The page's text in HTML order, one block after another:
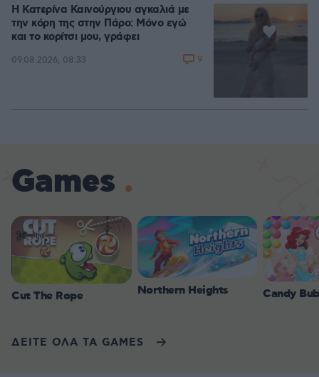
Η Κατερίνα Καινούργιου αγκαλιά με
την κόρη της στην Πάρο: Μόνο εγώ
και το κορίτσι μου, γράφει
09.08.2026, 08:33 9
Games
Cut The Rope Northern Heights Candy
ΔΕΙΤΕ ΟΛΑ ΤΑ GAMES